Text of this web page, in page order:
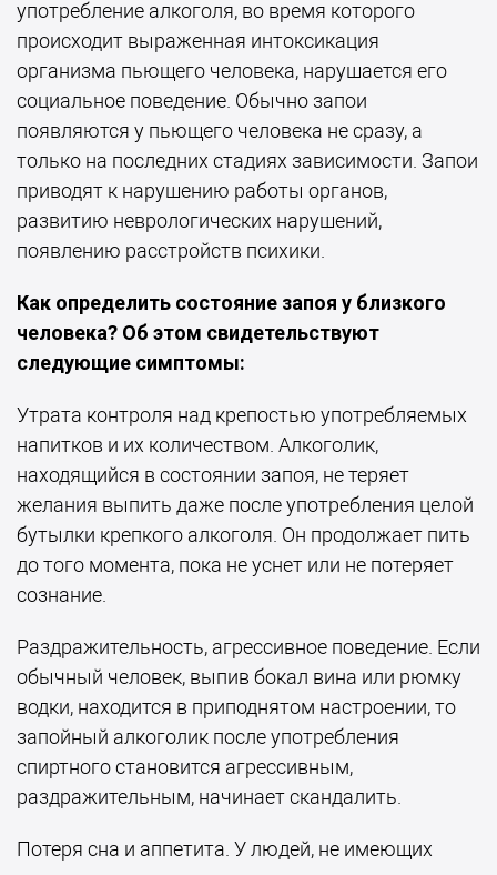
употребление алкоголя, во время которого
происходит выраженная интоксикация
организма пьющего человека, нарушается его
социальное поведение. Обычно запои
появляются у пьющего человека не сразу, а
только на последних стадиях зависимости. Запои
приводят к нарушению работы органов,
развитию неврологических нарушений,
появлению расстройств психики.
Как определить состояние запоя у близкого
человека? Об этом свидетельствуют
следующие симптомы:
Утрата контроля над крепостью употребляемых
напитков и их количеством. Алкоголик,
находящийся в состоянии запоя, не теряет
желания выпить даже после употребления целой
бутылки крепкого алкоголя. Он продолжает пить
до того момента, пока не уснет или не потеряет
сознание.
Раздражительность, агрессивное поведение. Если
обычный человек, выпив бокал вина или рюмку
водки, находится в приподнятом настроении, то
запойный алкоголик после употребления
спиртного становится агрессивным,
раздражительным, начинает скандалить.
Потеря сна и аппетита. У людей, не имеющих